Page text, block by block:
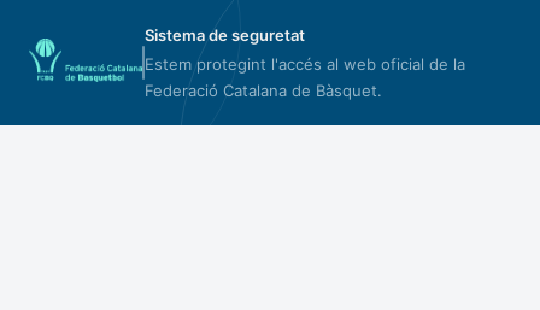
Sistema de seguretat
Estem protegint l'accés al web oficial de la
Federació Catalana de Bàsquet.